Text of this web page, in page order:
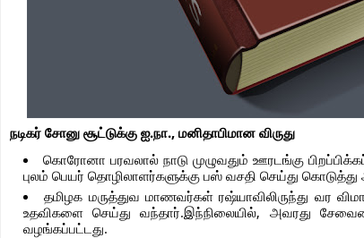
நடிகர் சோனு சூட்டுக்கு ஐ.நா., மனிதாபிமான விருது
கொரோனா பரவலால் நாடு முழுவதும் ஊரடங்கு
புலம் பெயர் தொழிலாளர்களுக்கு பஸ் வசதி செய்து
தமிழக மருத்துவ மாணவர்கள் ரஷ்யாவிலிருந்து வர
உதவிகளை செய்து வந்தார்.இந்நிலையில், அவரது சேவையை
வழங்கப்பட்டது.